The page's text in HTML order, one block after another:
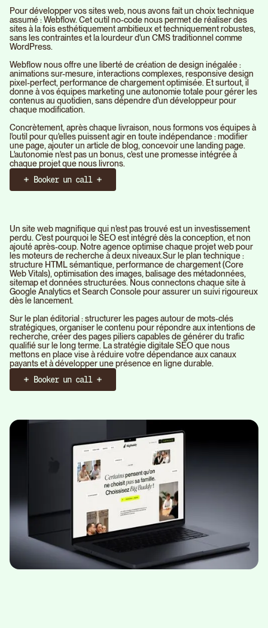
Pour développer vos sites web, nous avons fait un choix technique
assumé : Webflow. Cet outil no-code nous permet de réaliser des
sites à la fois esthétiquement ambitieux et techniquement robustes,
sans les contraintes et la lourdeur d'un CMS traditionnel comme
WordPress.
Webflow nous offre une liberté de création de design inégalée :
animations sur-mesure, interactions complexes, responsive design
pixel-perfect, performance de chargement optimisée. Et surtout, il
donne à vos équipes marketing une autonomie totale pour gérer les
contenus au quotidien, sans dépendre d'un développeur pour
chaque modification.
Concrètement, après chaque livraison, nous formons vos équipes à
l'outil pour qu'elles puissent agir en toute indépendance : modifier
une page, ajouter un article de blog, concevoir une landing page.
L'autonomie n'est pas un bonus, c'est une promesse intégrée à
chaque projet que nous livrons.
Booker un call
Un site web magnifique qui n'est pas trouvé est un investissement
perdu. C'est pourquoi le SEO est intégré dès la conception, et non
ajouté après-coup. Notre agence optimise chaque projet web pour
les moteurs de recherche à deux niveaux.Sur le plan technique :
structure HTML sémantique, performance de chargement (Core
Web Vitals), optimisation des images, balisage des métadonnées,
sitemap et données structurées. Nous connectons chaque site à
Google Analytics et Search Console pour assurer un suivi rigoureux
dès le lancement.
Sur le plan éditorial : structurer les pages autour de mots-clés
stratégiques, organiser le contenu pour répondre aux intentions de
recherche, créer des pages piliers capables de générer du trafic
qualifié sur le long terme. La stratégie digitale SEO que nous
mettons en place vise à réduire votre dépendance aux canaux
payants et à développer une présence en ligne durable.
Booker un call